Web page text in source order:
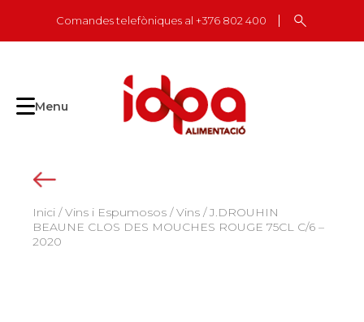
content
Comandes telefòniques al +376 802 400
Menu
Inici /Vins i Espumosos /Vins / J.DROUHIN
BEAUNE CLOS DES MOUCHES ROUGE 75CL C/6 –
2020